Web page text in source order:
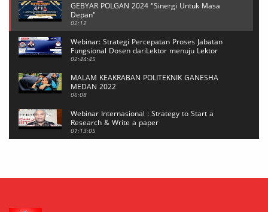
GEBYAR POLGAN 2024 "Sinergi Untuk Masa
Depan"
02:12
Webinar: Strategi Percepatan Proses Jabatan
Fungsional Dosen dariLektor menuju Lektor
Kepala
02:44:45
MALAM KEAKRABAN POLITEKNIK GANESHA
MEDAN 2022
06:08
Webinar Internasional : Strategy to Start a
Research & Write a paper
01:13:05